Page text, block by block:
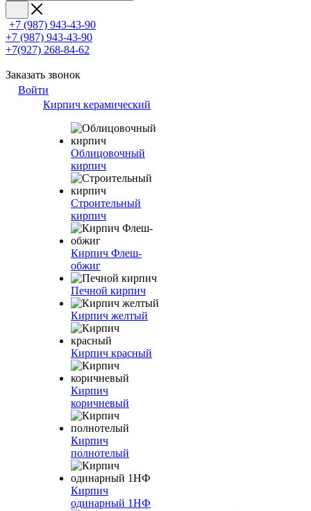
+7 (987) 943-43-90
+7 (987) 943-43-90
+7(927) 268-84-62
Заказать звонок
Войти
Кирпич керамический
Облицовочный
кирпич
Строительный
кирпич
Кирпич Флеш-
обжиг
Печной кирпич
Кирпич желтый
Кирпич красный
Кирпич
коричневый
Кирпич
полнотелый
Кирпич
одинарный 1НФ